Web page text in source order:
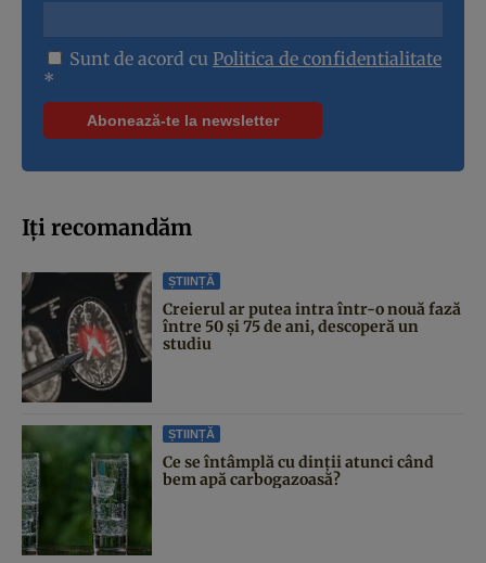
Sunt de acord cu Politica de confidentialitate
*
Iți recomandăm
ȘTIINȚĂ
Creierul ar putea intra într-o nouă fază
între 50 și 75 de ani, descoperă un
studiu
ȘTIINȚĂ
Ce se întâmplă cu dinții atunci când
bem apă carbogazoasă?